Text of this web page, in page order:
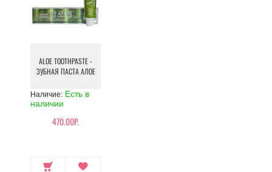
ALOE TOOTHPASTE -
ЗУБНАЯ ПАСТА АЛОЕ
Наличие: Есть в
наличии
470.00Р.